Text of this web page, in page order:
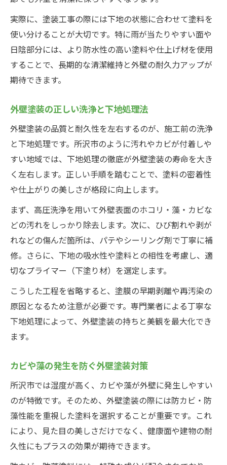
実際に、塗装工事の際には下地の状態に合わせて塗料を
使い分けることが大切です。特に雨が当たりやすい面や
日陰部分には、より防水性の高い塗料や仕上げ材を使用
することで、長期的な清潔維持と外壁の耐久力アップが
期待できます。
外壁塗装の正しい洗浄と下地処理法
外壁塗装の品質と耐久性を左右するのが、施工前の洗浄
と下地処理です。所沢市のように汚れやカビが付着しや
すい地域では、下地処理の徹底が外壁塗装の寿命を大き
く左右します。正しい手順を踏むことで、塗料の密着性
や仕上がりの美しさが格段に向上します。
まず、高圧洗浄を用いて外壁表面のホコリ・藻・カビな
どの汚れをしっかり除去します。次に、ひび割れや剥が
れなどの傷んだ箇所は、パテやシーリング剤で丁寧に補
修。さらに、下地の吸水性や塗料との相性を考慮し、適
切なプライマー（下塗り材）を選定します。
こうした工程を省略すると、塗膜の早期剥離や再汚染の
原因となるため注意が必要です。専門業者による丁寧な
下地処理によって、外壁塗装の持ちと美観を最大化でき
ます。
カビや藻の発生を防ぐ外壁塗装対策
所沢市では湿度が高く、カビや藻が外壁に発生しやすい
のが特徴です。そのため、外壁塗装の際には防カビ・防
藻性能を重視した塗料を選択することが重要です。これ
により、見た目の美しさだけでなく、健康面や建物の耐
久性にもプラスの効果が期待できます。